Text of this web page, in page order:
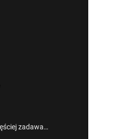
FAQ - Najczęściej zadawane pytania